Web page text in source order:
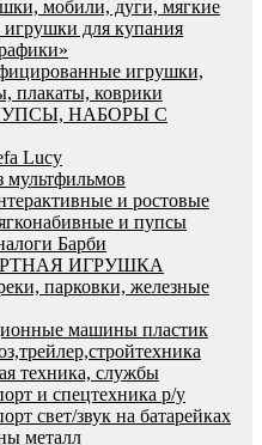
мобили, дуги, мягкие
игрушки для купания
игрушки,
плакаты, коврики
НАБОРЫ С
Lucy
мультфильмов
и ростовые
и пупсы
Барби
ИГРУШКА
парковки, железные
машины пластик
техника, службы
и спецтехника р/у
свет/звук на батарейках
металл